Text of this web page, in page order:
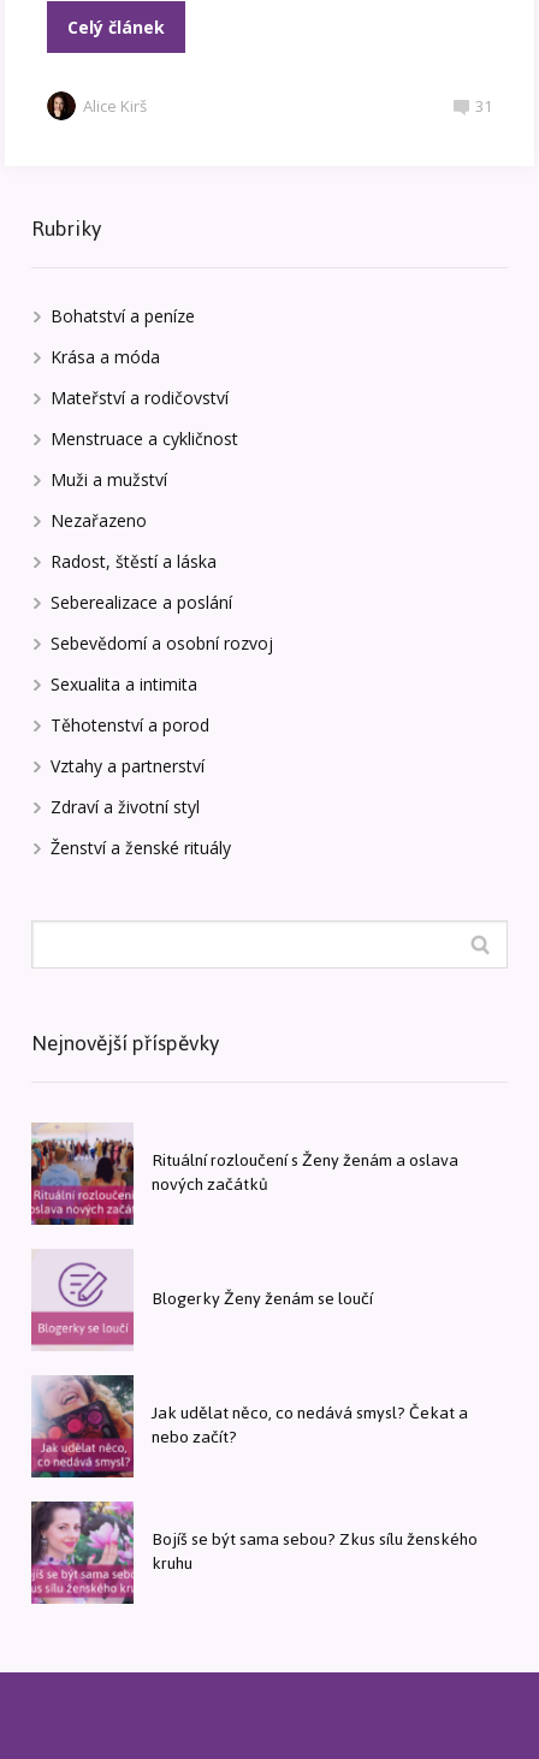
Celý článek
Alice Kirš 31
Rubriky
Bohatství a peníze
Krása a móda
Mateřství a rodičovství
Menstruace a cykličnost
Muži a mužství
Nezařazeno
Radost, štěstí a láska
Seberealizace a poslání
Sebevědomí a osobní rozvoj
Sexualita a intimita
Těhotenství a porod
Vztahy a partnerství
Zdraví a životní styl
Ženství a ženské rituály
Nejnovější příspěvky
Rituální rozloučení s Ženy ženám a oslava
nových začátků
Blogerky Ženy ženám se loučí
Jak udělat něco, co nedává smysl? Čekat a
nebo začít?
Bojíš se být sama sebou? Zkus sílu ženského
kruhu